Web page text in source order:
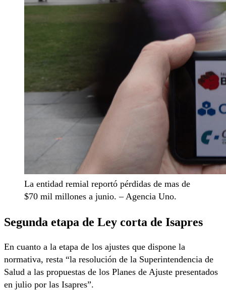
La entidad remial reportó pérdidas de mas de
$70 mil millones a junio. – Agencia Uno.
Segunda etapa de Ley corta de Isapres
En cuanto a la etapa de los ajustes que dispone la
normativa, resta “la resolución de la Superintendencia de
Salud a las propuestas de los Planes de Ajuste presentados
en julio por las Isapres”.